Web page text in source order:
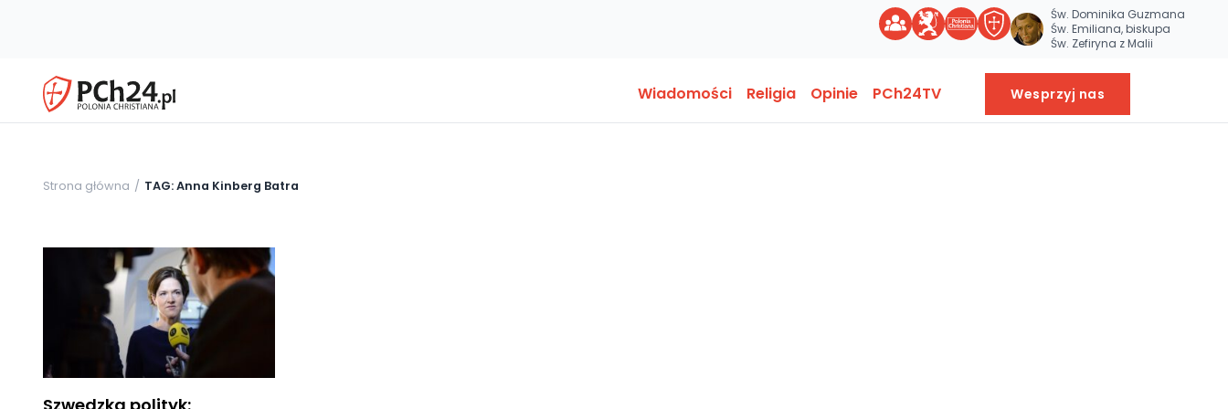
Św. Dominika Guzmana
Św. Emiliana, biskupa
Św. Zefiryna z Malii
Wiadomości Religia Opinie PCh24TV Wesprzyj nas
Strona główna TAG: Anna Kinberg Batra